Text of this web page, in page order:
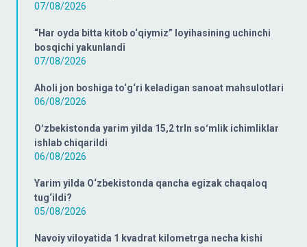
07/08/2026
“Har oyda bitta kitob o‘qiymiz” loyihasining uchinchi
bosqichi yakunlandi
07/08/2026
Aholi jon boshiga to‘g‘ri keladigan sanoat mahsulotlari
06/08/2026
Oʻzbekistonda yarim yilda 15,2 trln soʻmlik ichimliklar
ishlab chiqarildi
06/08/2026
Yarim yilda O‘zbekistonda qancha egizak chaqaloq
tug‘ildi?
05/08/2026
Navoiy viloyatida 1 kvadrat kilometrga necha kishi